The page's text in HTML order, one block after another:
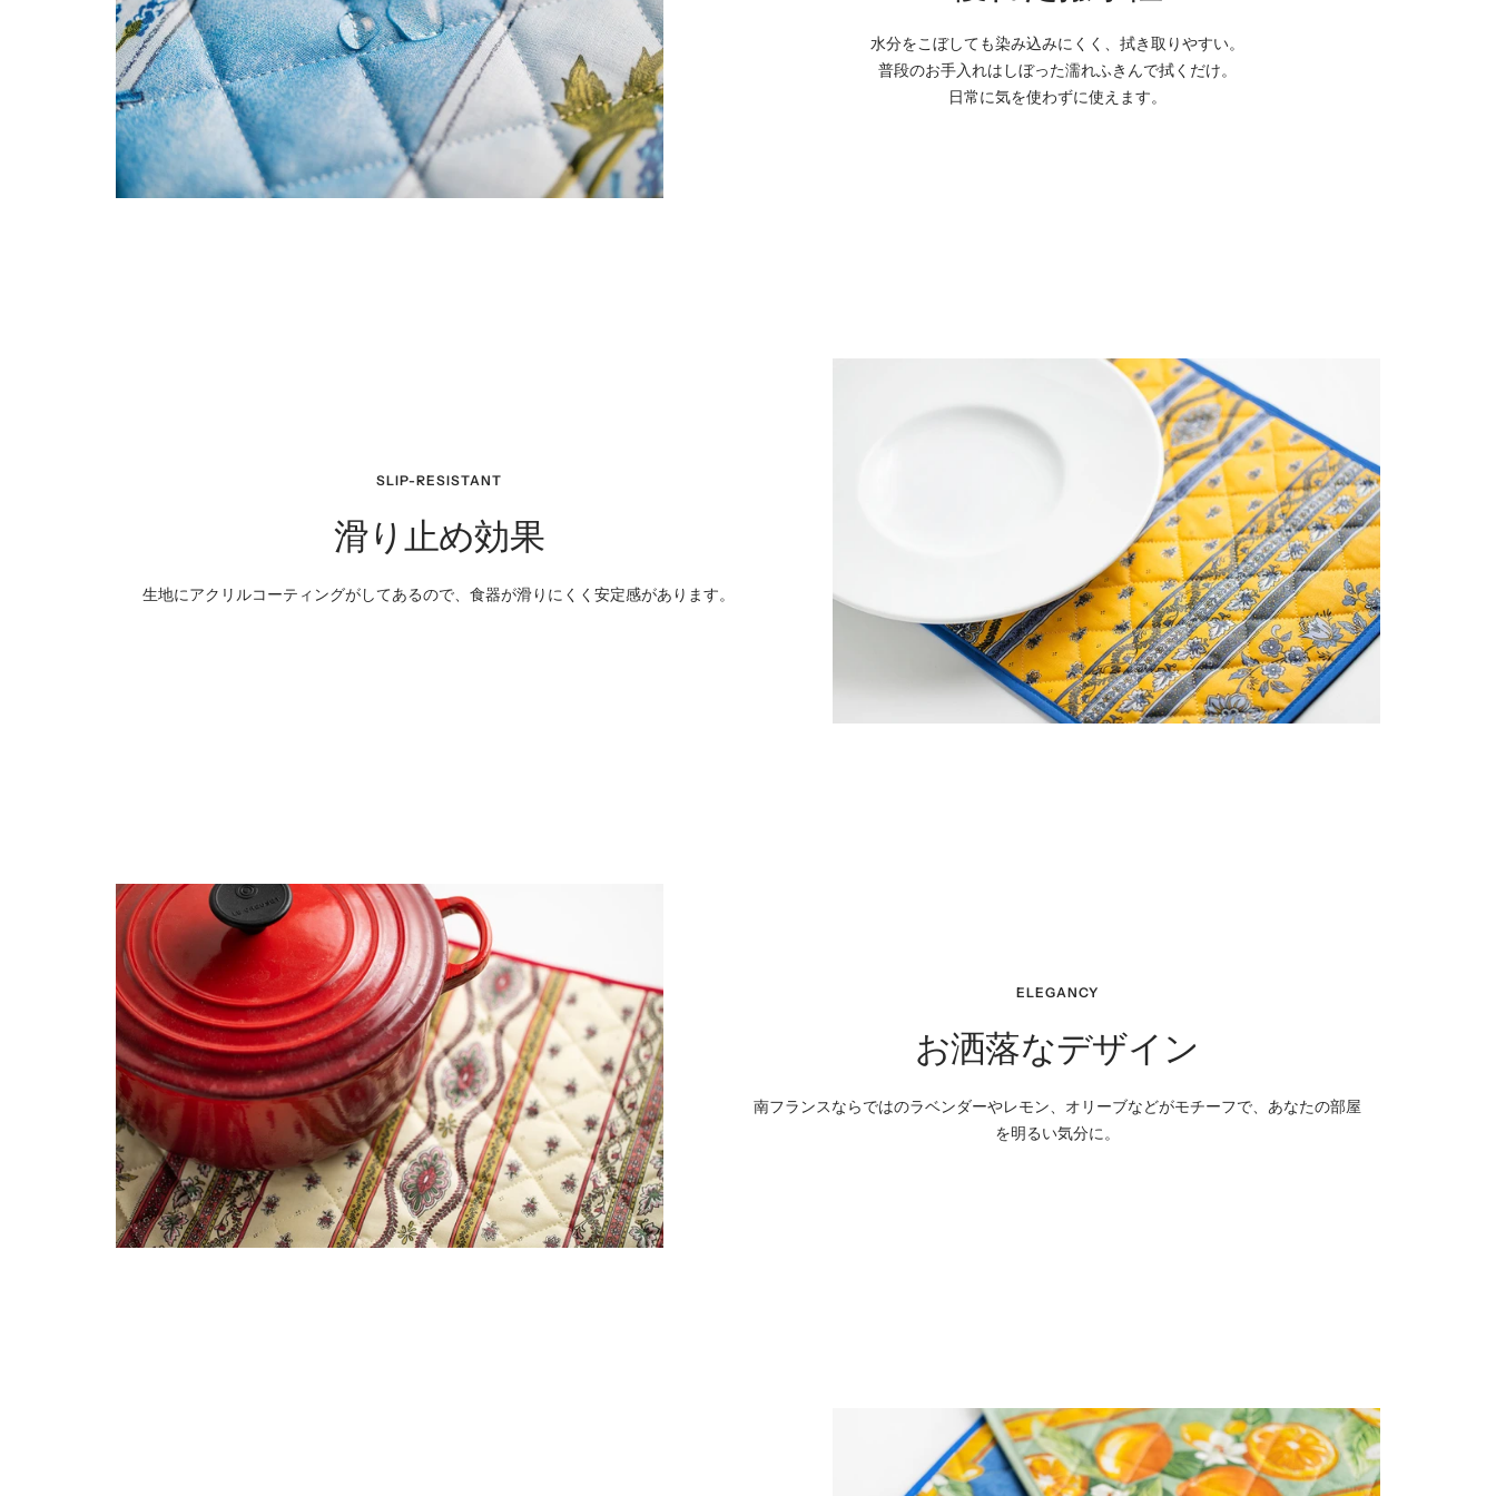
水分をこぼしても染み込みにくく、拭き取りやすい。
普段のお手入れはしぼった濡れふきんで拭くだけ。
日常に気を使わずに使えます。
SLIP-RESISTANT
滑り止め効果
生地にアクリルコーティングがしてあるので、食器が滑りにくく安定感があります。
ELEGANCY
お洒落なデザイン
南フランスならではのラベンダーやレモン、オリーブなどがモチーフで、あなたの部屋
を明るい気分に。